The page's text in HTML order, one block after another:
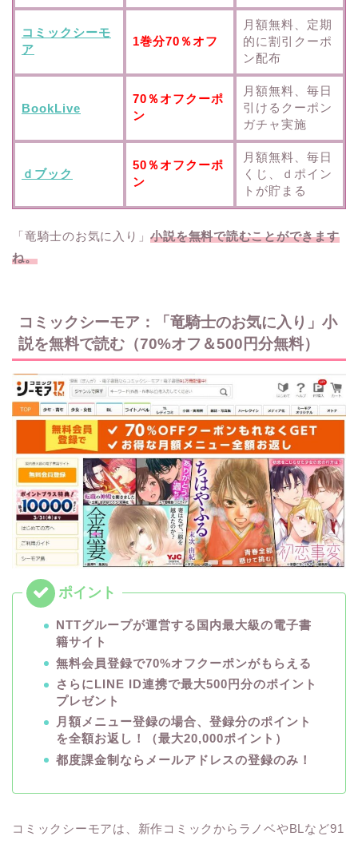
コミックシーモ
ア
1巻分70％オフ
月額無料、定期
的に割引クーポ
ン配布
BookLive
70％オフクーポ
ン
月額無料、毎日
引けるクーポン
ガチャ実施
ｄブック
50％オフクーポ
ン
月額無料、毎日
くじ、ｄポイン
トが貯まる
「竜騎士のお気に入り」小説を無料で読むことができます
ね。
コミックシーモア：「竜騎士のお気に入り」小
説を無料で読む（70%オフ＆500円分無料）
NTTグループが運営する国内最大級の電子書
籍サイト
無料会員登録で70%オフクーポンがもらえる
さらにLINE ID連携で最大500円分のポイント
プレゼント
月額メニュー登録の場合、登録分のポイント
を全額お返し！（最大20,000ポイント）
都度課金制ならメールアドレスの登録のみ！
コミックシーモアは、新作コミックからラノベやBLなど91